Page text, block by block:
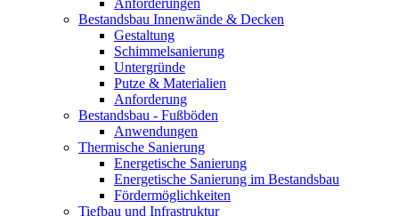
Bestandsbau Innenwände & Decken
Gestaltung
Schimmelsanierung
Untergründe
Putze & Materialien
Anforderung
Bestandsbau - Fußböden
Anwendungen
Thermische Sanierung
Energetische Sanierung
Energetische Sanierung im Bestandsbau
Fördermöglichkeiten
Tiefbau und Infrastruktur